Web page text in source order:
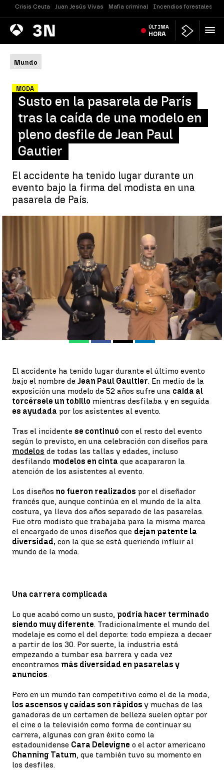
Crisis Ceuta Juan Jesús Vivas Mafia criminal Incendios forestales
Antena
3 Noticias ÚLTIMA
HORA
Mundo
MODA
Susto en la pasarela de París
tras la caída de una modelo en
pleno desfile de Jean Paul
Gautier
El accidente ha tenido lugar durante un
evento bajo la firma del modista en una
pasarela de País.
Modelos protagonizan una espectacular caída al desplomarse
el escenario |
Antena 3
Antena 3 Noticias
Publicado:
07 de julio de 2022, 12:27
WhatsappFacebook
X Linkedin
El accidente ha tenido lugar durante el último evento
bajo el nombre de Jean Paul Gaultier. En medio de la
exposición una modelo de 52 años sufre una caída al
torcérsele un tobillo mientras desfilaba y en seguida
es ayudada por los asistentes al evento.
Tras el incidente se continuó con el resto del evento
según lo previsto, en una celebración con diseños para
modelos de todas las tallas y edades, incluso
desfilando modelos en cinta que acapararon la
atención de los asistentes al evento.
Los diseños no fueron realizados por el diseñador
francés que, aunque continúa en el mundo de la alta
costura, ya lleva dos años separado de las pasarelas.
Fue otro modisto que trabajaba para la misma marca
el encargado de unos diseños que dejan patente la
diversidad, con la que se está queriendo influir al
mundo de la moda.
Una carrera complicada
Lo que acabó como un susto, podría hacer terminado
siendo muy diferente. Tradicionalmente el mundo del
modelaje es como el del deporte: todo empieza a decaer
a partir de los 30. Por suerte, la industria está
empezando a tumbar esa barrera y cada vez
encontramos más diversidad en pasarelas y
anuncios.
Pero en un mundo tan competitivo como el de la moda,
los ascensos y caídas son rápidos y muchas de las
ganadoras de un certamen de belleza suelen optar por
el cine o la televisión como forma de continuar su
carrera, algunas con gran éxito como la
estadounidense Cara Delevigne o el actor americano
Channing Tatum, que también tuvo su momento en
los desfiles.